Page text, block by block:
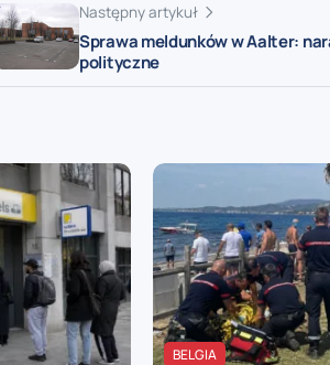
Następny artykuł
Sprawa meldunków w Aalter:
polityczne
BELGIA